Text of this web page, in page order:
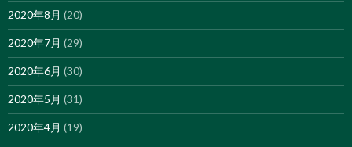
2020年8月 (20)
2020年7月 (29)
2020年6月 (30)
2020年5月 (31)
2020年4月 (19)